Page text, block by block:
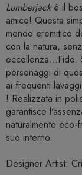
Lumberjackè il
amico! Questa
mondo eremitico
con la natura,
eccellenza...Fido.
personaggi di
ai frequenti
! Realizzata in
garantisce
naturalmente
suo interno.
Designer Artist: